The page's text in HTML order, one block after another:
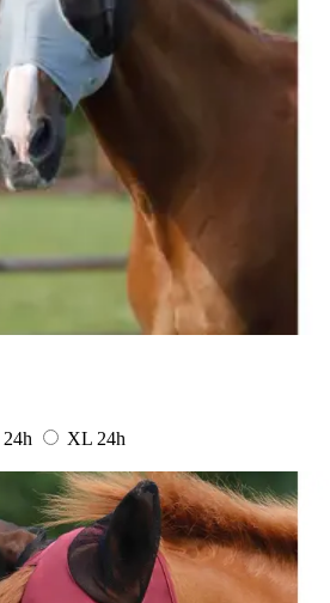
24h XL 24h